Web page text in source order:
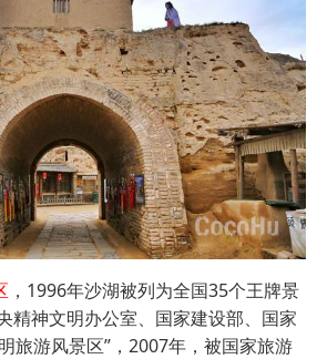
，1996年沙湖被列为全国35个王牌景
精神文明办公室、国家建设部、国家
旅游风景区”，2007年，被国家旅游